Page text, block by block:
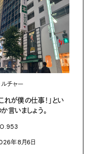
チャー
これが僕の仕事！」とい
言いましょう。
年8月6日